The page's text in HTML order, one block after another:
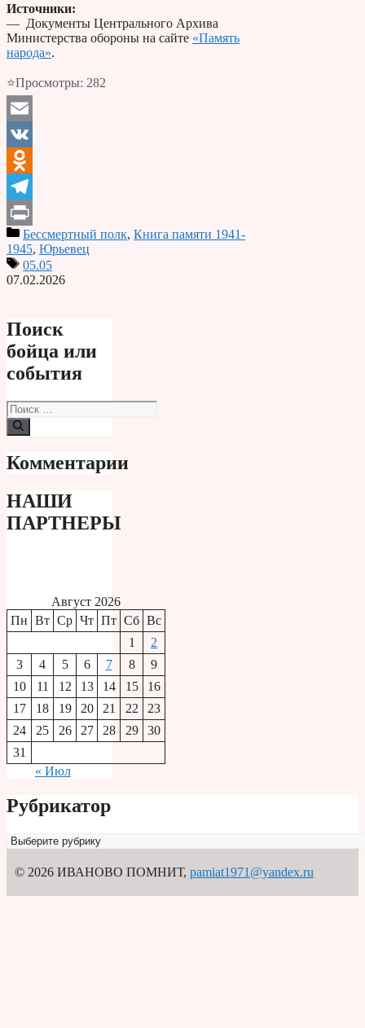
Источники:
— Документы Центрального Архива
Министерства обороны на сайте «Память
народа».
⭐Просмотры: 282
Email
VK
Odnoklassniki
Telegram
PrintБессмертный полк, Книга памяти 1941-
1945, Юрьевец
05.05
07.02.2026
Поиск
бойца или
события
Поиск:
Комментарии
НАШИ
ПАРТНЕРЫ
Август 2026
Пн Вт Ср Чт Пт Сб Вс
1
2
3
4 5 6 7 8
9
10
11 12 13 14 15
16
17
18 19 20 21 22
23
24
25 26 27 28 29
30
31
« Июл
Рубрикатор
Рубрикатор
© 2026 ИВАНОВО ПОМНИТ, pamiat1971@yandex.ru